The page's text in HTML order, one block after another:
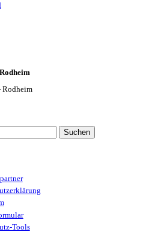
Rodheim
Tools